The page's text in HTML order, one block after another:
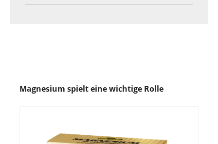
Magnesium spielt eine wichtige Rolle